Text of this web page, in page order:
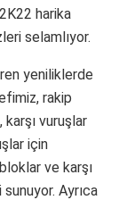
harika
selamlıyor.
yeniliklerde
rakip
karşı vuruşlar
için
ve karşı
Ayrıca